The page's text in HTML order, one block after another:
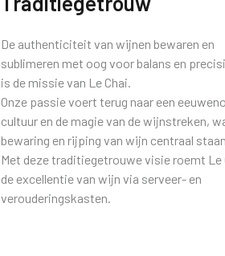
De authenticiteit van wijnen bewaren en
sublimeren met oog voor balans en
is de missie van Le Chai.
Onze passie voert terug naar een
cultuur en de magie van de wijnstreken,
bewaring en rijping van wijn centraal
Met deze traditiegetrouwe visie roemt Le
de excellentie van wijn via serveer- en
verouderingskasten.